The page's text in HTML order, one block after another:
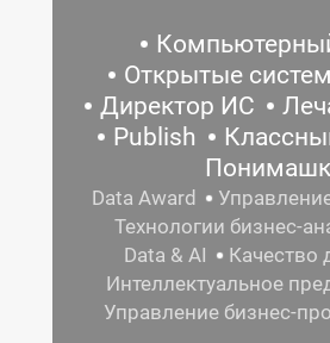
Открытые
Директор ИС
Publish
Data Award
Технологии бизнес-
Data & AI
Качество
Интеллектуальное
Управление бизнес-